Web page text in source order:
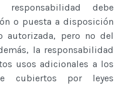
debe
o puesta a disposición
pero no del
la responsabilidad
usos adicionales a los
cubiertos por leyes